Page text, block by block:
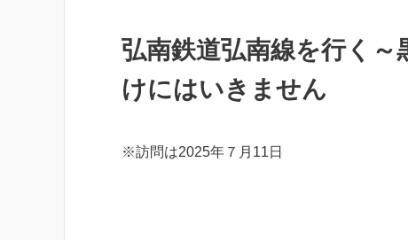
弘南鉄道弘南線を行く
けにはいきません
※訪問は2025年７月11日